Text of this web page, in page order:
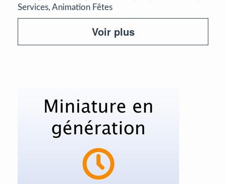
Services, Animation Fêtes
Voir plus